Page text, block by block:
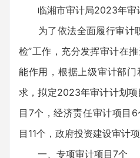
临湘市审计局2023年审
为了依法全面履行审计
检”工作，充分发挥审计在
能作用，根据上级审计部
求，拟定2023年审计计划
目7个，经济责任审计项目
目11个，政府投资建设审计项
一、专项审计项目7个